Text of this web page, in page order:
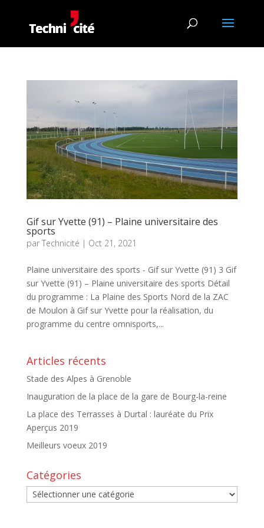
Gif sur Yvette (91) – Plaine universitaire des
sports
par Technicité | Oct 21, 2021
Plaine universitaire des sports - Gif sur Yvette (91) 3 Gif
sur Yvette (91) – Plaine universitaire des sports Détail
du programme : La Plaine des Sports Nord de la ZAC
de Moulon à Gif sur Yvette pour la réalisation, du
programme du centre omnisports,...
Articles récents
Stade des Alpes à Grenoble
Inauguration de la place de la gare de Bourg-la-reine
La place des Terrasses à Durtal : lauréate du Prix
Aperçus 2019
Meilleurs voeux 2019
Catégories
Catégories